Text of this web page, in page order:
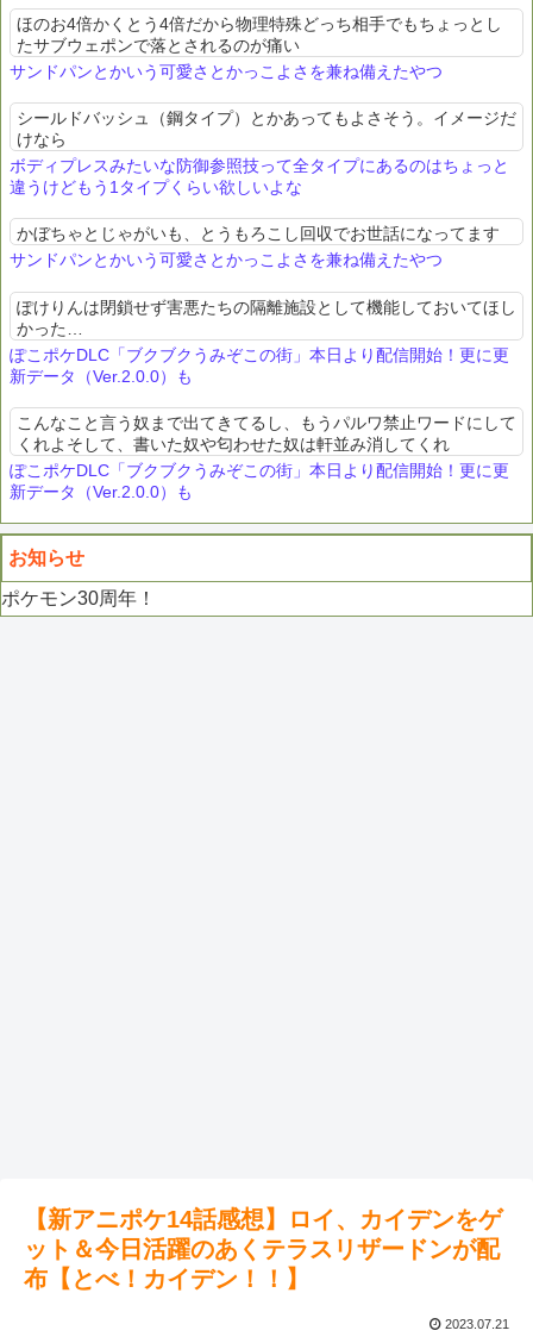
ほのお4倍かくとう4倍だから物理特殊どっち相手でもちょっとし
たサブウェポンで落とされるのが痛い
サンドパンとかいう可愛さとかっこよさを兼ね備えたやつ
シールドバッシュ（鋼タイプ）とかあってもよさそう。イメージだ
けなら
ボディプレスみたいな防御参照技って全タイプにあるのはちょっと
違うけどもう1タイプくらい欲しいよな
かぼちゃとじゃがいも、とうもろこし回収でお世話になってます
サンドパンとかいう可愛さとかっこよさを兼ね備えたやつ
ぽけりんは閉鎖せず害悪たちの隔離施設として機能しておいてほし
かった…
ぽこポケDLC「ブクブクうみぞこの街」本日より配信開始！更に更
新データ（Ver.2.0.0）も
こんなこと言う奴まで出てきてるし、もうパルワ禁止ワードにして
くれよそして、書いた奴や匂わせた奴は軒並み消してくれ
ぽこポケDLC「ブクブクうみぞこの街」本日より配信開始！更に更
新データ（Ver.2.0.0）も
お知らせ
ポケモン30周年！
【新アニポケ14話感想】ロイ、カイデンをゲ
ット＆今日活躍のあくテラスリザードンが配
布【とべ！カイデン！！】
2023.07.21